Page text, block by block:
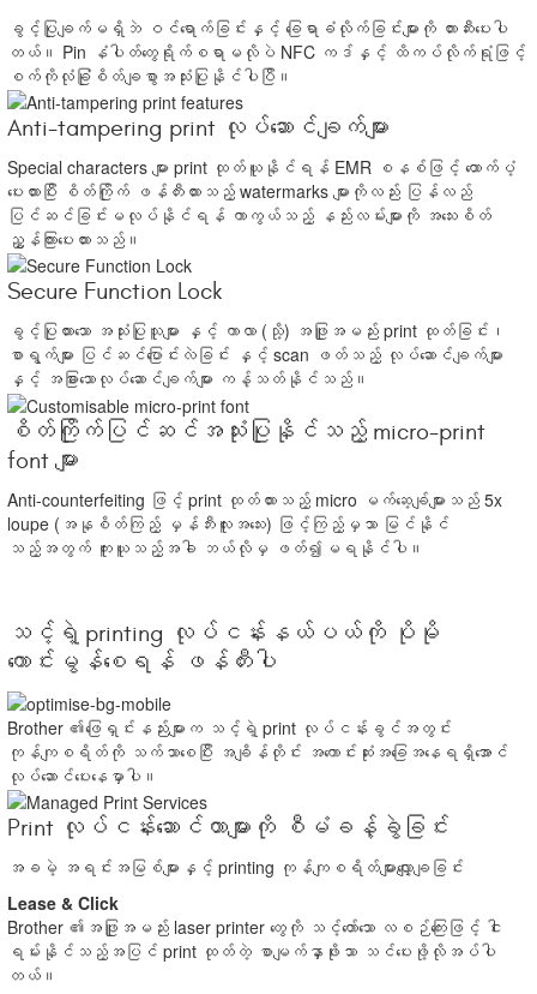
ခွင့်ပြုချက်မရှိဘဲ ဝင်ရောက်ခြင်းနှင့် ခြေရာခံလိုက်ခြင်းများကို တားဆီးပေးပါ
တယ်။ Pin နံပါတ်တွေရိုက်စရာမလိုပဲ NFC ကဒ်နှင့် ထိကပ်လိုက်ရုံဖြင့်
စက်ကိုလုံခြုံစိတ်ချစွာအသုံးပြုနိုင်ပါပြီ။
Anti-tampering print လုပ်ဆောင်ချက်များ
Special characters များ print ထုတ်ယူနိုင်ရန် EMR စနစ်ဖြင့် ထောက်ပံ့
ပေးထားပြီး စိတ်ကြိုက် ဖန်တီးထားသည့် watermarks များကိုလည်း ပြန်လည်
ပြင်ဆင်ခြင်းမလုပ်နိုင်ရန် ကာကွယ်သည့် နည်းလမ်းများကို အသေးစိတ်
ညွှန်ကြားပေးထားသည်။
Secure Function Lock
ခွင့်ပြုထားသော အသုံးပြုသူများ နှင့် ကာလာ (သို့) အဖြူအမည်း print ထုတ်ခြင်း၊
စာရွက်များ ပြင်ဆင်ပြောင်းလဲခြင်း နှင့် scan ဖတ်သည့် လုပ်ဆောင်ချက်များ
နှင့် အခြားသောလုပ်ဆောင်ချက်များ ကန့်သတ်နိုင်သည်။
စိတ်ကြိုက်ပြင်ဆင်အသုံးပြုနိုင်သည့် micro-print
font များ
Anti-counterfeiting ဖြင့် print ထုတ်ထားသည့် micro မက်ဆေ့ချ်များသည် 5x
loupe (အနုစိတ်ကြည့် မှန်ဘီးလူးအသေး) ဖြင့်ကြည့်မှသာ မြင်နိုင်
သည့်အတွက် ကူးယူသည့်အခါ ဘယ်လိုမှ ဖတ်၍မရနိုင်ပါ။
သင့်ရဲ့ printing လုပ်ငန်းနယ်ပယ်ကို ပိုမို
ကောင်းမွန်စေရန် ဖန်တီးပါ
Brother ၏ဖြေရှင်းနည်းများက သင့်ရဲ့ print လုပ်ငန်းခွင်အတွင်း
ကုန်ကျစရိတ်ကို သက်သာစေပြီး အချိန်တိုင်း အကောင်းဆုံးအခြေအနေရရှိအောင်
လုပ်ဆောင်ပေးနေမှာပါ။
Print လုပ်ငန်းဆောင်တာများကို စီမံခန့်ခွဲခြင်း
အခမဲ့ အရင်းအမြစ်များနှင့် printing ကုန်ကျစရိတ်များလျှော့ချခြင်း
Lease & Click
Brother ၏အဖြူအမည်း laser printer တွေကို သင့်တော်သော လစဉ်ကြေးဖြင့် ငါး
ရမ်းနိုင်သည့်အပြင် print ထုတ်တဲ့ စာမျက်နှာဖိုးသာ သင်ပေးဖို့လိုအပ်ပါ
တယ်။